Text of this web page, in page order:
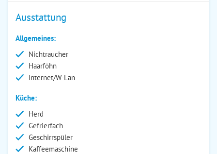
Ausstattung
Allgemeines:
Nichtraucher
Haarföhn
Internet/W-Lan
Küche:
Herd
Gefrierfach
Geschirrspüler
Kaffeemaschine